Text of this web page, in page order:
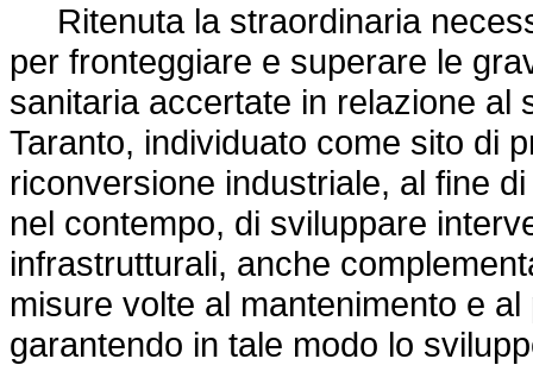
Ritenuta la straordinaria
per fronteggiare e superare le
sanitaria accertate in relazione al
Taranto, individuato come sito di
riconversione industriale, al fine
nel contempo, di sviluppare
infrastrutturali, anche
misure volte al mantenimento e
garantendo in tale modo lo